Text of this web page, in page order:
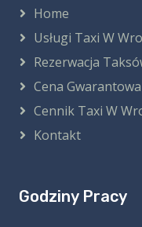
Home
Usługi Taxi W
Rezerwacja
Cena
Cennik Taxi W
Kontakt
Godziny Pracy